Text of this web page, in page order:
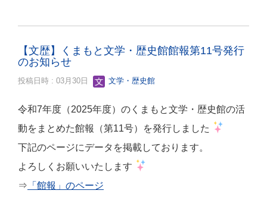
【文歴】くまもと文学・歴史館館報第11号発行
のお知らせ
投稿日時 : 03月30日 文学・歴史館
令和7年度（2025年度）のくまもと文学・歴史館の活
動をまとめた館報（第11号）を発行しました
下記のページにデータを掲載しております。
よろしくお願いいたします
⇒ 「館報」のページ